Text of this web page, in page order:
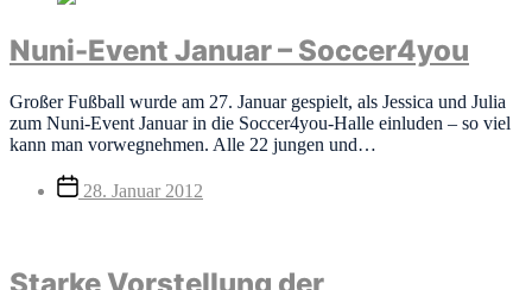
Nuni-Event Januar – Soccer4you
Großer Fußball wurde am 27. Januar gespielt, als Jessica und Julia
zum Nuni-Event Januar in die Soccer4you-Halle einluden – so viel
kann man vorwegnehmen. Alle 22 jungen und…
Veröffentlichungsdatum
28. Januar 2012
Starke Vorstellung der